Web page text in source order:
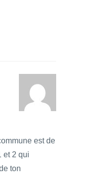
est de
et 2 qui
ton